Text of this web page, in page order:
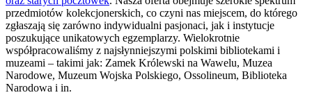
przedmiotów kolekcjonerskich, co czyni nas miejscem, do którego
zgłaszają się zarówno indywidualni pasjonaci, jak i instytucje
poszukujące unikatowych egzemplarzy. Wielokrotnie
współpracowaliśmy z najsłynniejszymi polskimi bibliotekami i
muzeami – takimi jak: Zamek Królewski na Wawelu, Muzea
Narodowe, Muzeum Wojska Polskiego, Ossolineum, Biblioteka
Narodowa i in.